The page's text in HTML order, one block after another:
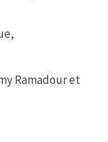
Ramadour et